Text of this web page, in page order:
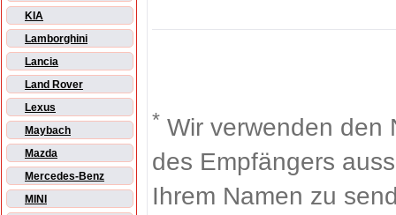
KIA
Lamborghini
Lancia
Land Rover
Lexus
Maybach
Mazda
Mercedes-Benz
MINI
* Wir verwenden den
des Empfängers
Ihrem Namen zu